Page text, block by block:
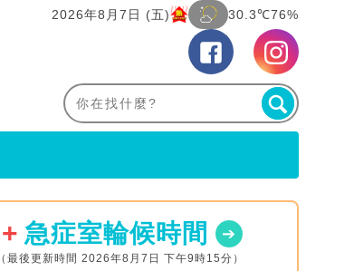
2026年8月7日 (五) 30.3℃76%
急症室輪候時間
（最後更新時間 2026年8月7日 下午9時15分）